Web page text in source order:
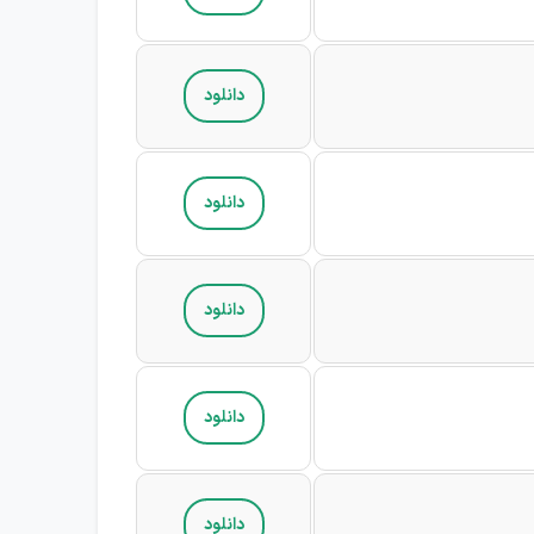
دانلود
دانلود
دانلود
دانلود
دانلود